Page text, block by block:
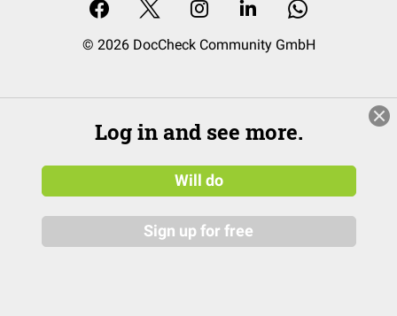
© 2026 DocCheck Community GmbH
Log in and see more.
Will do
Sign up for free